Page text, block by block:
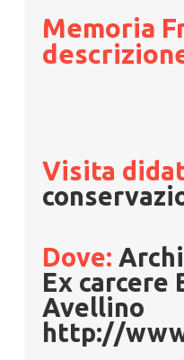
Memoria
Visita
Dove:
Ex carcere
Avellino
http://